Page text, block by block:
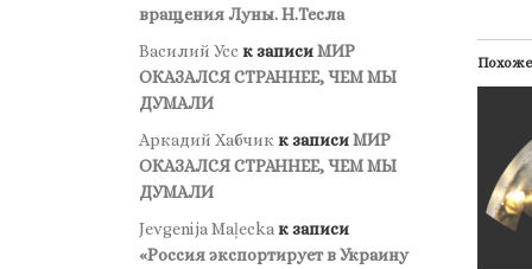
вращения Луны. Н.Тесла
Василий Усс к записиМИР
ОКАЗАЛСЯ СТРАННЕЕ, ЧЕМ МЫ
ДУМАЛИ
Аркадий Хабчик к записиМИР
ОКАЗАЛСЯ СТРАННЕЕ, ЧЕМ МЫ
ДУМАЛИ
Jevgenija Maļecka к записи
«Россия экспортирует в Украину